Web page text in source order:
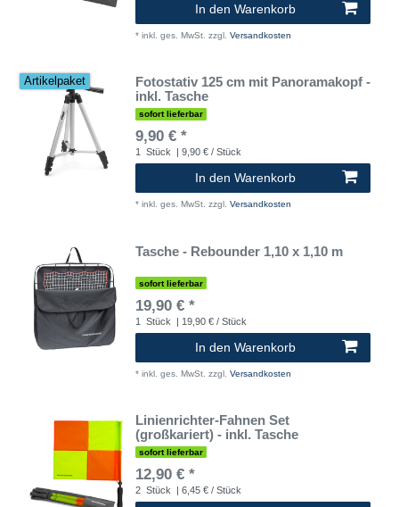
In den Warenkorb
* inkl. ges. MwSt. zzgl. Versandkosten
Artikelpaket
Fotostativ 125 cm mit Panoramakopf -
inkl. Tasche
sofort lieferbar
9,90 € *
1 Stück | 9,90 € / Stück
In den Warenkorb
* inkl. ges. MwSt. zzgl. Versandkosten
Tasche - Rebounder 1,10 x 1,10 m
sofort lieferbar
19,90 € *
1 Stück | 19,90 € / Stück
In den Warenkorb
* inkl. ges. MwSt. zzgl. Versandkosten
Linienrichter-Fahnen Set
(großkariert) - inkl. Tasche
sofort lieferbar
12,90 € *
2 Stück | 6,45 € / Stück